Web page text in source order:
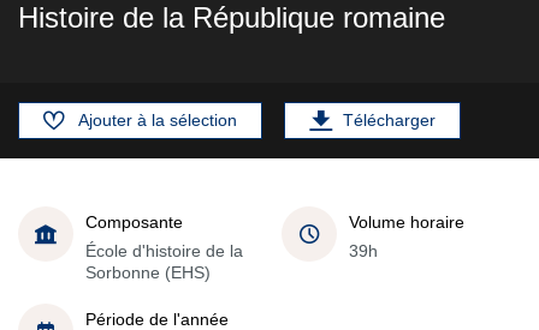
Histoire de la République romaine
Ajouter à la sélection Télécharger
Composante
École d'histoire de la
Sorbonne (EHS)
Volume horaire
39h
Période de l'année